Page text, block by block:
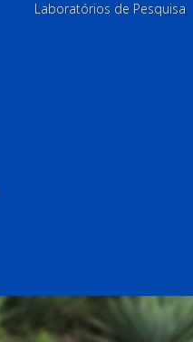
Laboratórios de Pesquisa